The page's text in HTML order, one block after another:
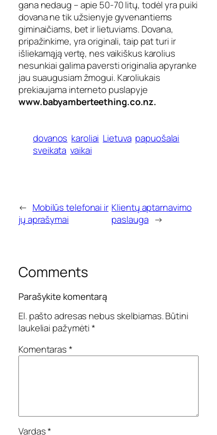
gana nedaug – apie 50-70 litų, todėl yra puiki
dovana ne tik užsienyje gyvenantiems
giminaičiams, bet ir lietuviams. Dovana,
pripažinkime, yra originali, taip pat turi ir
išliekamąją vertę, nes vaikiškus karolius
nesunkiai galima paversti originalia apyranke
jau suaugusiam žmogui. Karoliukais
prekiaujama interneto puslapyje
www.babyamberteething.co.nz.
dovanos karoliai Lietuva papuošalai
sveikata vaikai
← Mobilūs telefonai ir
jų aprašymai
Klientų aptarnavimo
paslauga →
Comments
Parašykite komentarą
El. pašto adresas nebus skelbiamas.Būtini
laukeliai pažymėti*
Komentaras*
Vardas*